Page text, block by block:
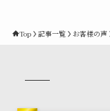
Top 記事一覧 お客様の声